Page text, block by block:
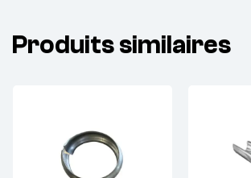
Produits similaires